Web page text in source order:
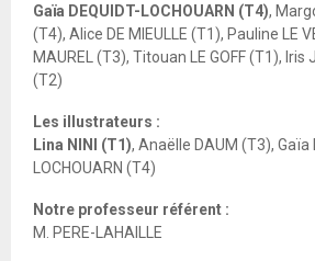
Gaïa DEQUIDT-LOCHOUARN (T4),
(T4), Alice DE MIEULLE (T1), Pauline LE
MAUREL (T3), Titouan LE GOFF (T1), Iris
(T2)
Les illustrateurs :
Lina NINI (T1), Anaëlle DAUM (T3), Gaïa
LOCHOUARN (T4)
Notre professeur référent :
M. PERE-LAHAILLE